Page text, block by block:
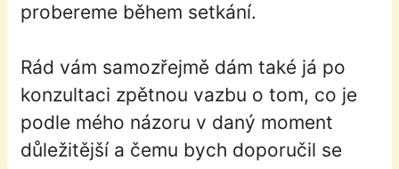
probereme během setkání.
Rád vám samozřejmě dám také já po
konzultaci zpětnou vazbu o tom, co je
podle mého názoru v daný moment
důležitější a čemu bych doporučil se